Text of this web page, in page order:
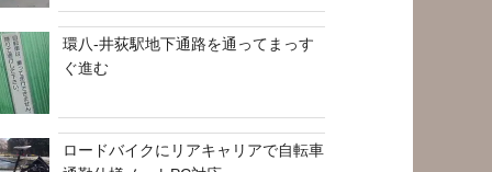
環八-井荻駅地下通路を通ってまっす
ぐ進む
ロードバイクにリアキャリアで自転車